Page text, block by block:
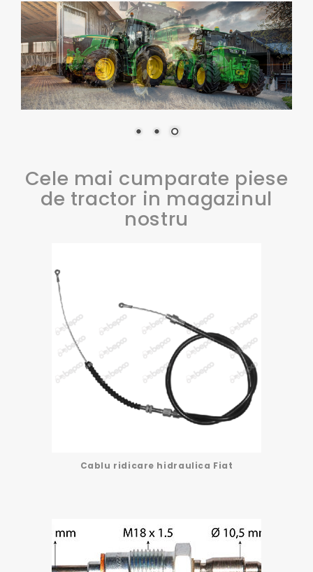
Cele mai cumparate piese
de tractor in magazinul
nostru
Cablu ridicare hidraulica Fiat